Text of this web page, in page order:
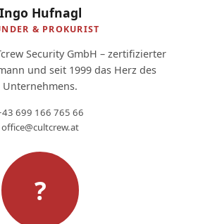
Ingo Hufnagl
& PROKURIST
Security GmbH – zertifizierter
und seit 1999 das Herz des
Unternehmens.
699 166 765 66
office@cultcrew.at
?